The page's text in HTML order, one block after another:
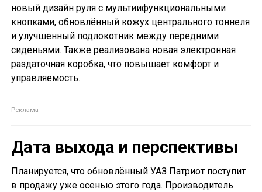
новый дизайн руля с мультиифункциональными
кнопками, обновлённый кожух центрального тоннеля
и улучшенный подлокотник между передними
сиденьями. Также реализована новая электронная
раздаточная коробка, что повышает комфорт и
управляемость.
Дата выхода и перспективы
Планируется, что обновлённый УАЗ Патриот поступит
в продажу уже осенью этого года. Производитель